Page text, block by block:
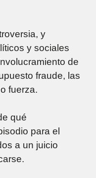
y
y sociales
de
fraude, las
fuerza.
qué
para el
a un juicio